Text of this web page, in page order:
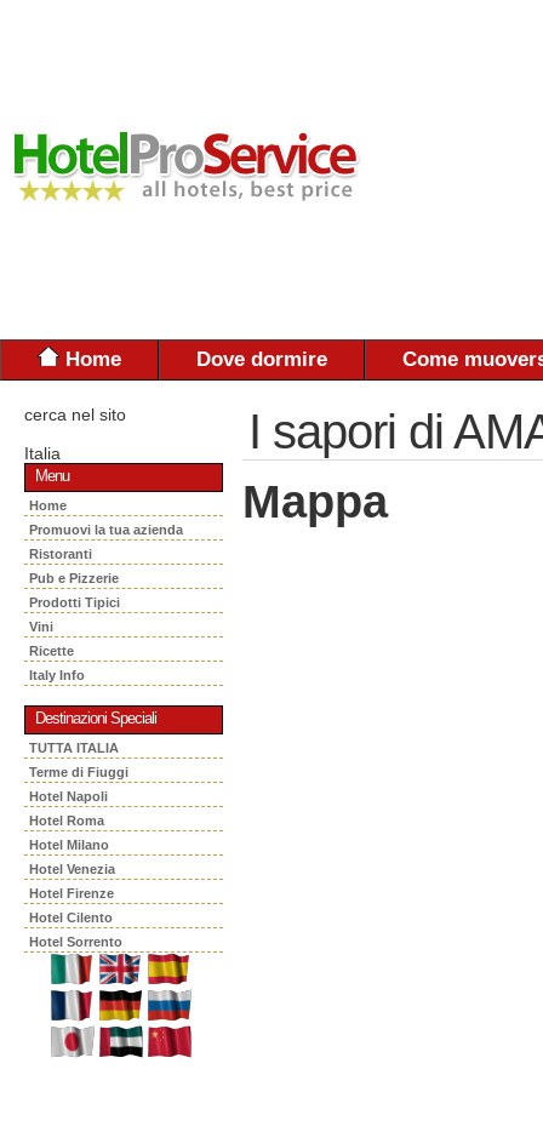
Home Dove dormire Come
cerca nel sito
Italia
Menu
Home
Promuovi la tua azienda
Ristoranti
Pub e Pizzerie
Prodotti Tipici
Vini
Ricette
Italy Info
Destinazioni Speciali
TUTTA ITALIA
Terme di Fiuggi
Hotel Napoli
Hotel Roma
Hotel Milano
Hotel Venezia
Hotel Firenze
Hotel Cilento
Hotel Sorrento
I sapori di
Mappa